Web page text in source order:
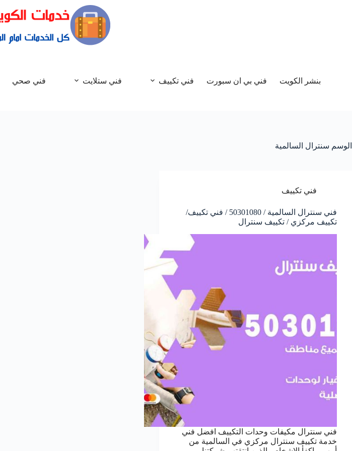
بنشر الكويت فني بي ان سبورت فني تكييف فني ستلايت فني صحي
الوسم سنترال السالمية
فني تكييف
فني سنترال السالمية / 50301080 / فني تكييف/
تكييف مركزي / تكييف سنترال
فني سنترال مكيفات وحدات التكييف افضل فني
خدمة تكييف سنترال مركزي في السالمية من